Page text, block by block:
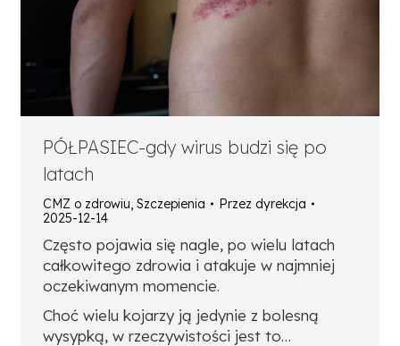
PÓŁPASIEC-gdy wirus budzi się po
latach
CMZ o zdrowiu Szczepienia Przez dyrekcja
2025-12-14
Często pojawia się nagle, po wielu latach
całkowitego zdrowia i atakuje w najmniej
oczekiwanym momencie.
Choć wielu kojarzy ją jedynie z bolesną
wysypką, w rzeczywistości jest to…